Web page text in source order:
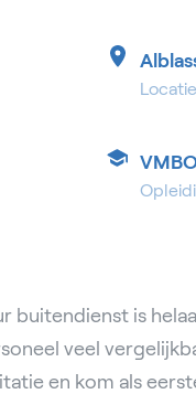
Locatie
buitendienst is
veel
en kom als